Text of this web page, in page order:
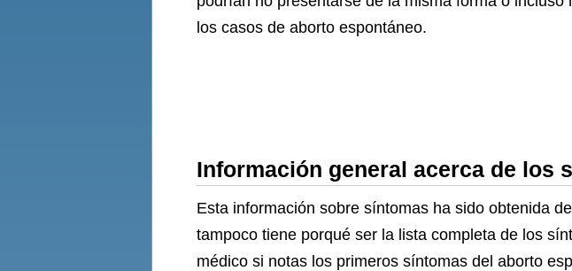
los casos de aborto espontáneo.
Información general acerca de los
Esta información sobre síntomas ha sido obtenida
tampoco tiene porqué ser la lista completa de los
médico si notas los primeros síntomas del aborto